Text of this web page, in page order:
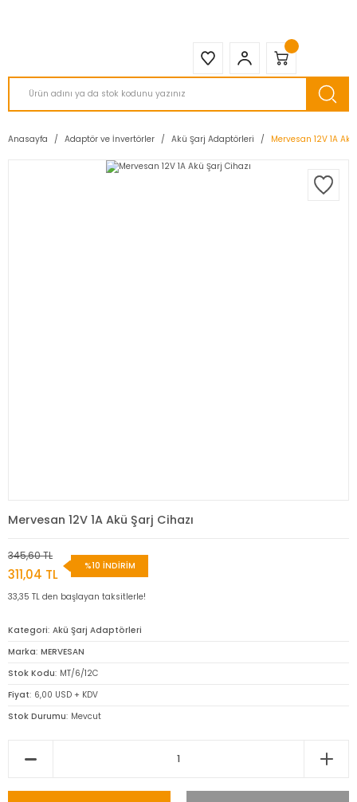
Anasayfa Adaptör ve İnvertörler Akü Şarj Adaptörleri Mervesan 12V 1A
Mervesan 12V 1A Akü Şarj Cihazı
345,60 TL
311,04 TL
%10 İNDİRİM
33,35 TL den başlayan taksitlerle!
Kategori Akü Şarj Adaptörleri
Marka MERVESAN
Stok Kodu MT/6/12C
Fiyat 6,00 USD + KDV
Stok Durumu Mevcut